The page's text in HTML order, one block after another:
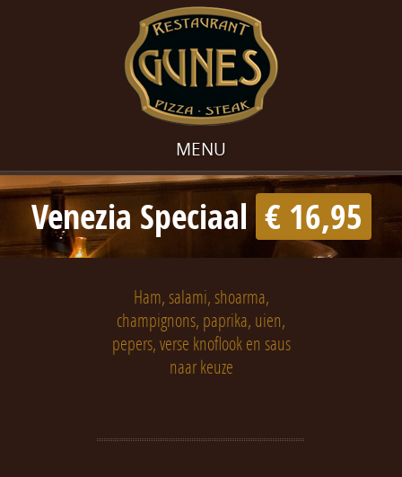
MENU
Venezia Speciaal € 16,95
Ham, salami, shoarma,
champignons, paprika, uien,
pepers, verse knoflook en saus
naar keuze